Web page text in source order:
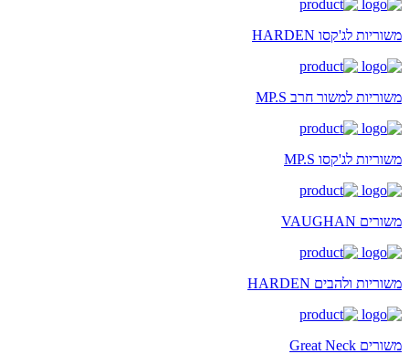
משוריות לג'קסו HARDEN
משוריות למשור חרב MP.S
משוריות לג'קסו MP.S
משורים VAUGHAN
משוריות ולהבים HARDEN
משורים Great Neck